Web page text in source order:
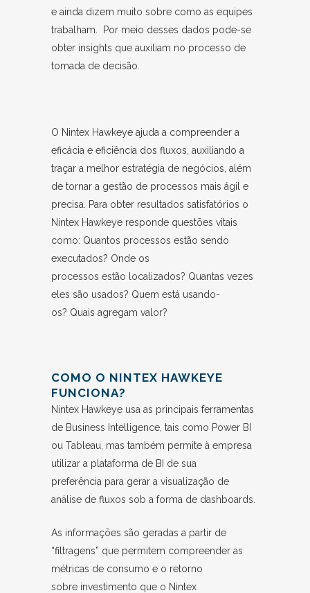
e ainda dizem muito sobre como as equipes
trabalham. Por meio desses dados pode-se
obter insights que auxiliam no processo de
tomada de decisão.
O Nintex Hawkeye ajuda a compreender a
eficácia e eficiência dos fluxos, auxiliando a
traçar a melhor estratégia de negócios, além
de tornar a gestão de processos mais ágil e
precisa. Para obter resultados satisfatórios o
Nintex Hawkeye responde questões vitais
como: Quantos processos estão sendo
executados? Onde os
processos estão localizados? Quantas vezes
eles são usados? Quem está usando-
os? Quais agregam valor?
COMO O NINTEX HAWKEYE
FUNCIONA?
Nintex Hawkeye usa as principais ferramentas
de Business Intelligence, tais como Power BI
ou Tableau, mas também permite à empresa
utilizar a plataforma de BI de sua
preferência para gerar a visualização de
análise de fluxos sob a forma de dashboards.
As informações são geradas a partir de
“filtragens” que permitem compreender as
métricas de consumo e o retorno
sobre investimento que o Nintex